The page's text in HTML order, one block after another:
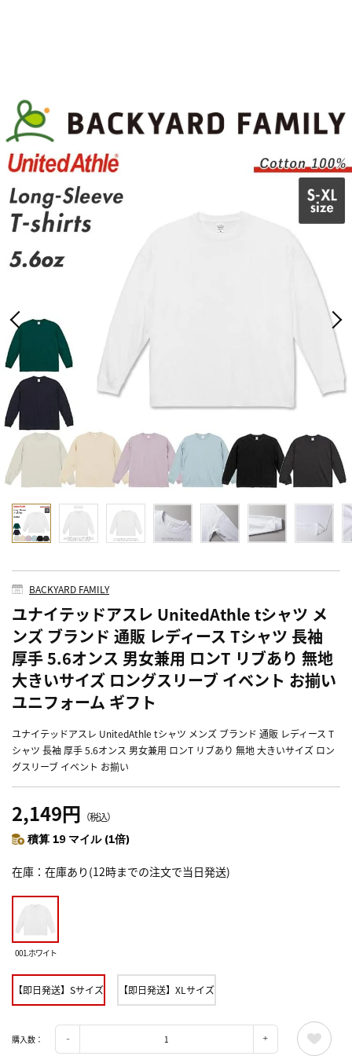
BACKYARD FAMILY
ユナイテッドアスレ UnitedAthle tシャツ メ
ンズ ブランド 通販 レディース Tシャツ 長袖
厚手 5.6オンス 男女兼用 ロンT リブあり 無地
大きいサイズ ロングスリーブ イベント お揃い
ユニフォーム ギフト
ユナイテッドアスレ UnitedAthle tシャツ メンズ ブランド 通販 レディース T
シャツ 長袖 厚手 5.6オンス 男女兼用 ロンT リブあり 無地 大きいサイズ ロン
グスリーブ イベント お揃い
2,149円 （税込）
積算 19 マイル (1倍)
在庫 在庫あり(12時までの注文で当日発送)
001.ホワイト
【即日発送】Sサイズ 【即日発送】XLサイズ
購入数：